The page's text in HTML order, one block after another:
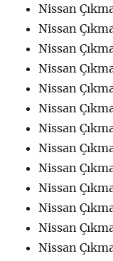
Nissan
Nissan
Nissan
Nissan
Nissan
Nissan
Nissan
Nissan
Nissan
Nissan
Nissan
Nissan
Nissan